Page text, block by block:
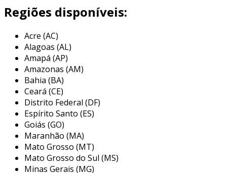
específicos.
em relação a outros tipos de serras é a sua
habilidade de cortar grandes volumes de
material de uma só vez, economizando tempo e
aumentando a produtividade. além disso, a
serra de fita horizontal pode ser ajustada em
diferentes velocidades e espessuras de corte,
proporcionando versatilidade em suas
aplicações.
principais aplicações da serra de fita
horizontal
Regiões disponíveis:
Acre (AC)
Alagoas (AL)
Amapá (AP)
Amazonas (AM)
Bahia (BA)
Ceará (CE)
Distrito Federal (DF)
Espírito Santo (ES)
Goiás (GO)
Maranhão (MA)
Mato Grosso (MT)
Mato Grosso do Sul (MS)
Minas Gerais (MG)